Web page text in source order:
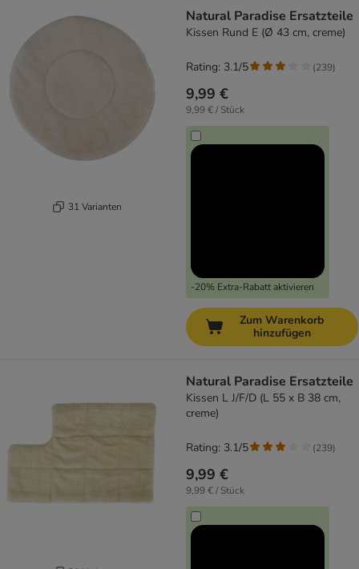
31 Varianten
Natural Paradise Ersatzteile
Kissen Rund E (Ø 43 cm, creme)
9,99 €
9,99 € / Stück
-20% Extra-Rabatt aktivieren
Rating: 3.1/5 (239)
Zum Warenkorb
hinzufügen
Natural Paradise Ersatzteile
Kissen L J/F/D (L 55 x B 38 cm,
creme)
9,99 €
9,99 € / Stück
Rating: 3.1/5 (239)